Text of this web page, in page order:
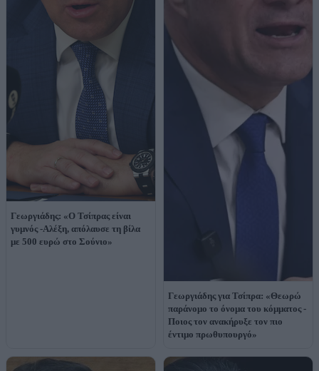
Γεωργιάδης: «Ο Τσίπρας είναι
γυμνός -Αλέξη, απόλαυσε τη βίλα
με 500 ευρώ στο Σούνιο»
Γεωργιάδης για Τσίπρα: «Θεωρώ
παράνομο το όνομα του κόμματος -
Ποιος τον ανακήρυξε τον πιο
έντιμο πρωθυπουργό»